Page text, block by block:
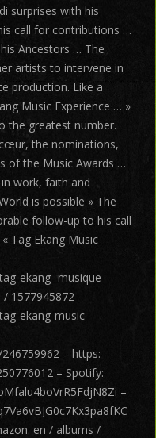
surprises with his
call for contributions …
Ancestors … The
artists to intervene in
production. Like a
Music Experience … »
the greatest number.
the nominations,
of the Music Awards …
work, faith and
is possible » The
follow-up to his call
Tag Ekang Music
ekang- musique-
/ 1577945872 –
ekang-music-
– https:
– Spotify:
–
en / albums /